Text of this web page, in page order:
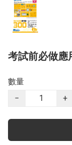
考試前必做應
數量
−
+